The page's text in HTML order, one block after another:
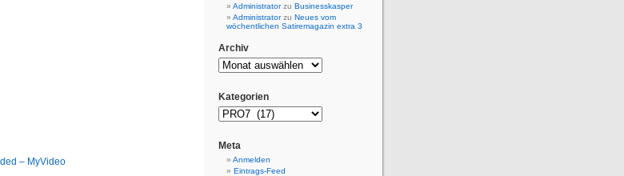
– MyVideo
Administratorzu Businesskasper
Administratorzu Neues vom
wöchentlichen Satiremagazin extra 3
Archiv
Kategorien
Meta
Anmelden
Eintrags-Feed